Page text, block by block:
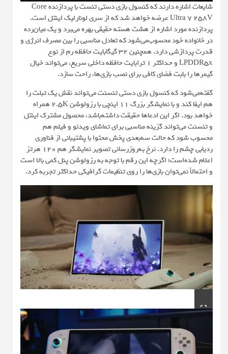
شایعات اشاره دارند که کنسول بازی دستی تنست با پردازنده Core
Ultra 7 258V عرضه خواهد شد که از سری لونارلیک اینتل است.
پردازنده مورد اشاره از هشت هسته حقیقی بهره می‌برد و یک میان‌رده
در خانواده خود محسوب‌می‌شود که تعادل مناسبی را بین مصرف انرژی و
قدرت پردازشی دارد. همچنین ۳۲ گیگابایت حافظه رم از نوع
LPDDR5x و حداکثر ۱ ترابایت حافظه داخلی سریع، می‌تواند خیال
گیمرها را بابت فضای کافی برای نصب بازی‌ها، راحت سازد.
گفته‌می‌شود که کنسول بازی دستی تنسنت می‌تواند نقش یک تبلت را
هم ایفا کند و با نمایشگر بزرگ ۱۱ اینچی با رزولوشن 2.5K همراه
خواهد بود. اگر این ادعاها حقیقت داشته‌باشد، محصول مشترک اینتل
و تنسنت می‌تواند گزینه مناسبی برای تماشای ویدئو و فیلم هم
محسوب شود که حالت سه‌بعدی پخش محتوا با پشتیبانی از فناوری
ردیابی چشم را دارد. نرخ به‌روزرسانی تصویر نمایشگر هم ۱۲۰ هرتز
اعلام شده‌است؛ اگرچه این رقم با توجه به رزولوشن پنل کمی بالا است
و احتمالاً نمی‌توان بازی‌ها را روی تنظیمات گرافیکی حداکثر تجربه کرد.